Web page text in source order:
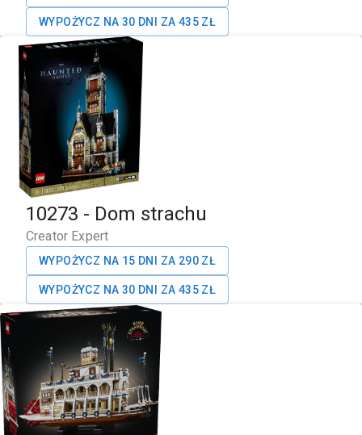
WYPOŻYCZ NA 30 DNI ZA 435 ZŁ
10273 - Dom strachu
Creator Expert
WYPOŻYCZ NA 15 DNI ZA 290 ZŁ
WYPOŻYCZ NA 30 DNI ZA 435 ZŁ